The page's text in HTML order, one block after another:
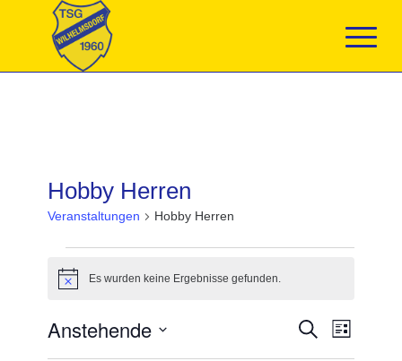
Hobby Herren
Veranstaltungen Hobby Herren
HinweisEs wurden keine Ergebnisse gefunden.
Suche
Suche
Liste
Anstehende